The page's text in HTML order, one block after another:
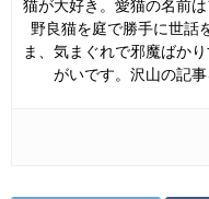
猫が大好き。愛猫の名前
野良猫を庭で勝手に世話
ま、気まぐれで邪魔ばか
がいです。沢山の記